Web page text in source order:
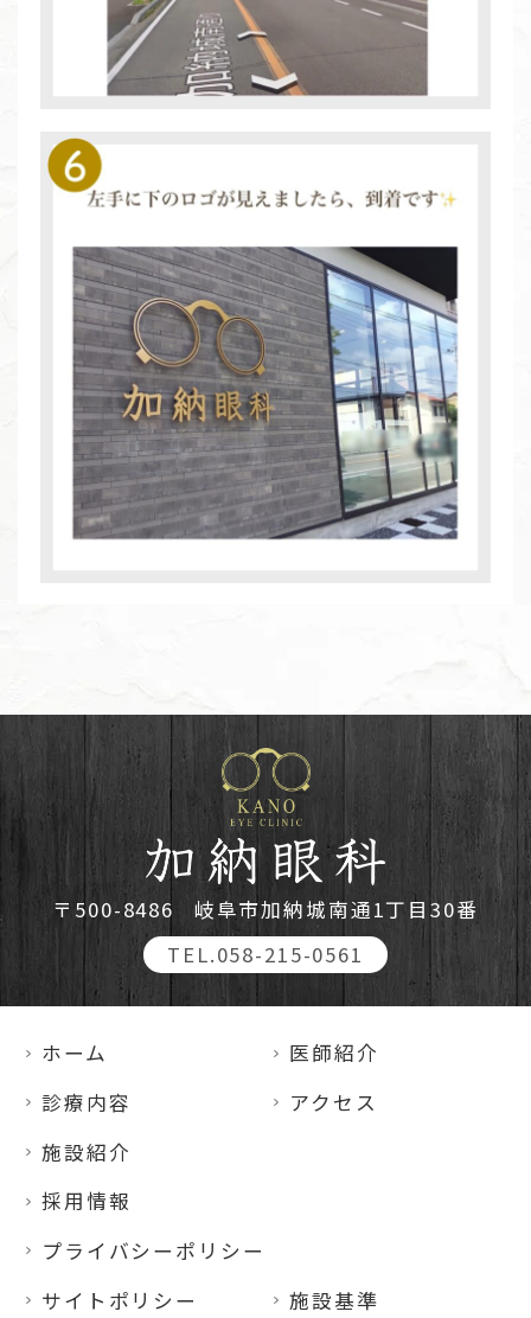
〒500-8486
岐阜市加納城南通1丁目30番
TEL.058-215-0561
ホーム
医師紹介
診療内容
アクセス
施設紹介
採用情報
プライバシーポリシー
サイトポリシー
施設基準